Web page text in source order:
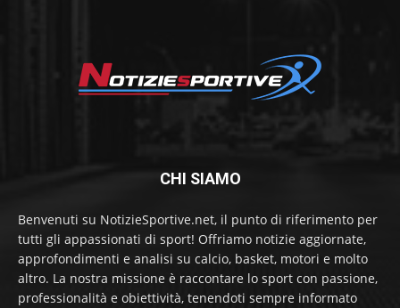
CHI SIAMO
Benvenuti su NotizieSportive.net, il punto di riferimento per
tutti gli appassionati di sport! Offriamo notizie aggiornate,
approfondimenti e analisi su calcio, basket, motori e molto
altro. La nostra missione è raccontare lo sport con passione,
professionalità e obiettività, tenendoti sempre informato